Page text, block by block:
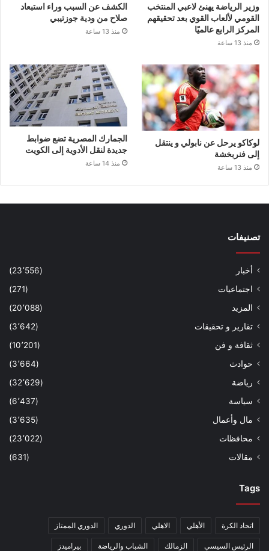
وزير الرياضة يهنئ لاعبي المنتخب
القومي لألعاب القوي بعد تحقيقهم
المركز الرابع عالميًا
منذ 13 ساعة
الكشف عن السبب وراء استبعاد
صلاح من ودية جوزتيبي
منذ 13 ساعة
لوكاكو يرحل عن نابولي و ينتقل
إلى فنربخشة
منذ 13 ساعة
الجمارك المصرية تضع ضوابط
جديدة لنقل الأدوية إلى الكويت
منذ 14 ساعة
تصنيفات
أخبار
(23٬556)
اجتماعيات
(271)
المزيد
(20٬088)
تقارير و تحقيقات
(3٬642)
ثقافة و فن
(10٬201)
حوادث
(3٬664)
رياضة
(32٬629)
سياسة
(6٬437)
مال وأعمال
(3٬635)
محافظات
(23٬022)
مقالات
(631)
Tags
اتحاد الكرة الأهلي الاهلي الدوري الدوري الممتاز
الرئيس السيسي الزمالك الشباب والرياضة بيراميدز